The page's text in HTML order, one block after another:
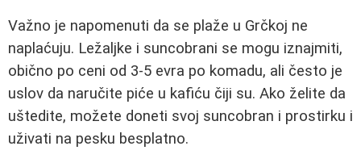
Važno je napomenuti da se plaže u Grčkoj ne
naplaćuju. Ležaljke i suncobrani se mogu iznajmiti,
obično po ceni od 3-5 evra po komadu, ali često je
uslov da naručite piće u kafiću čiji su. Ako želite da
uštedite, možete doneti svoj suncobran i prostirku i
uživati na pesku besplatno.